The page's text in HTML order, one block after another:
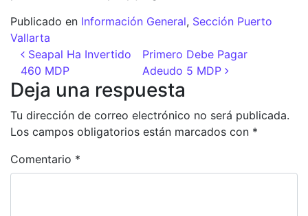
Publicado en Información General, Sección Puerto
Vallarta
Navegación de entradas
Seapal Ha Invertido
460 MDP
Primero Debe Pagar
Adeudo 5 MDP
Deja una respuesta
Tu dirección de correo electrónico no será publicada.
Los campos obligatorios están marcados con *
Comentario *